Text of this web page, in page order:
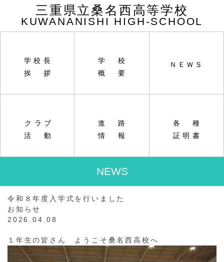
三重県立桑名西高等学校
KUWANANISHI HIGH-SCHOOL
学校長
挨拶
学校
概要
ＮＥＷＳ
クラブ
活動
進路
情報
各種
証明書
NEWS
令和８年度入学式を行いました
お知らせ
2026.04.08
１年生の皆さん ようこそ桑名西高校へ